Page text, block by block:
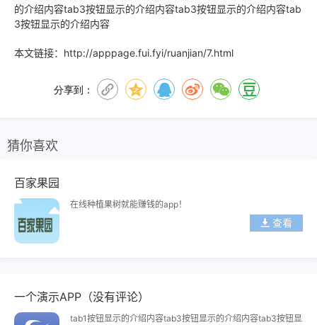
的介绍内容tab3按钮显示的介绍内容tab3按钮显示的介绍内容tab
3按钮显示的介绍内容
本文链接： http://apppage.fui.fyi/ruanjian/7.html
分享到：
猜你喜欢
百家果园
在线种植果树就能赚钱的app！
查看
一个演示APP（没有评论）
tab1按钮显示的介绍内容tab3按钮显示的介绍内容tab3按钮显